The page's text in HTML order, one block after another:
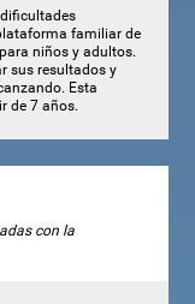
familiar de
niños y adultos.
sus resultados y
Esta
de 7 años.
con la